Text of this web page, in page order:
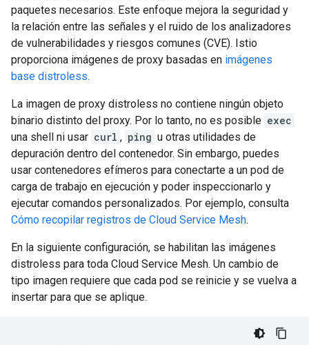
paquetes necesarios. Este enfoque mejora la seguridad y
la relación entre las señales y el ruido de los analizadores
de vulnerabilidades y riesgos comunes (CVE). Istio
proporciona imágenes de proxy basadas en imágenes
base distroless.
La imagen de proxy distroless no contiene ningún objeto
binario distinto del proxy. Por lo tanto, no es posible exec
una shell ni usar curl , ping u otras utilidades de
depuración dentro del contenedor. Sin embargo, puedes
usar contenedores efímeros para conectarte a un pod de
carga de trabajo en ejecución y poder inspeccionarlo y
ejecutar comandos personalizados. Por ejemplo, consulta
Cómo recopilar registros de Cloud Service Mesh.
En la siguiente configuración, se habilitan las imágenes
distroless para toda Cloud Service Mesh. Un cambio de
tipo imagen requiere que cada pod se reinicie y se vuelva a
insertar para que se aplique.